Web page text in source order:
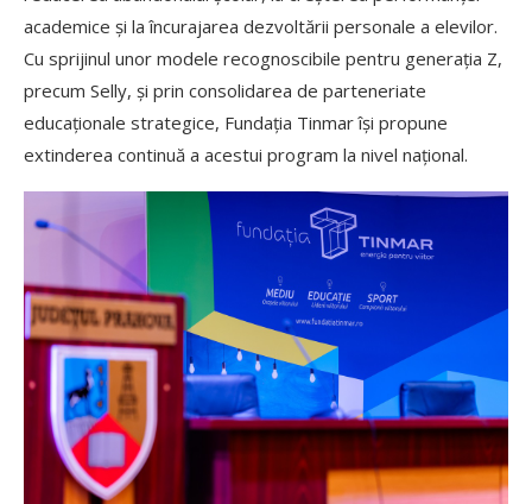
academice și la încurajarea dezvoltării personale a elevilor.
Cu sprijinul unor modele recognoscibile pentru generația Z,
precum Selly, și prin consolidarea de parteneriate
educaționale strategice, Fundația Tinmar își propune
extinderea continuă a acestui program la nivel național.